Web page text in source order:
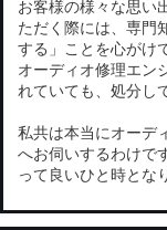
お客様の様々な思い
ただく際には、専門
する」ことを心がけ
オーディオ修理エン
れていても、処分し
私共は本当にオーデ
へお伺いするわけで
って良いひと時とな